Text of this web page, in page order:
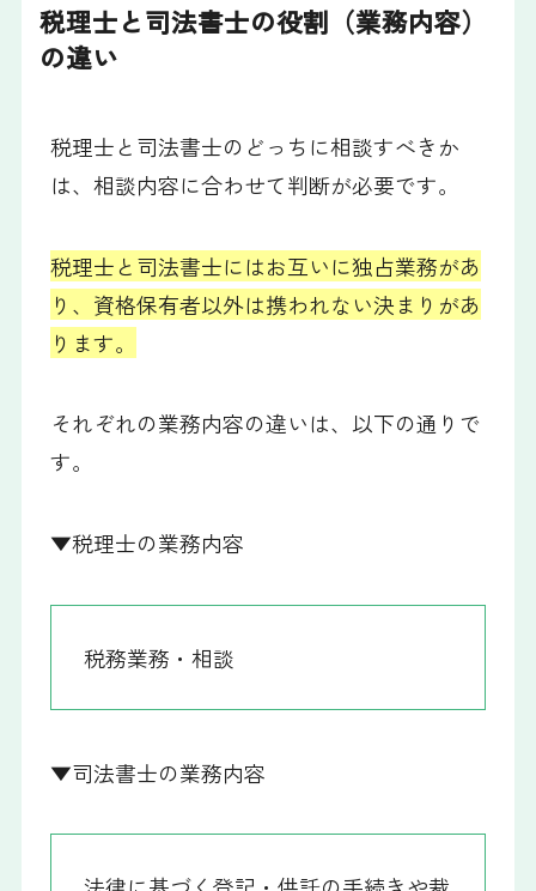
税理士と司法書士の役割（業務内容）
の違い
税理士と司法書士のどっちに相談すべきか
は、相談内容に合わせて判断が必要です。
税理士と司法書士にはお互いに独占業務があ
り、資格保有者以外は携われない決まりがあ
ります。
それぞれの業務内容の違いは、以下の通りで
す。
▼税理士の業務内容
税務業務・相談
▼司法書士の業務内容